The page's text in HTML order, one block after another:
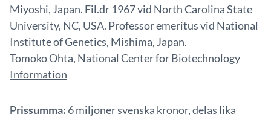
Miyoshi, Japan. Fil.dr 1967 vid North Carolina State
University, NC, USA. Professor emeritus vid National
Institute of Genetics, Mishima, Japan.
Tomoko Ohta, National Center for Biotechnology
Information
Prissumma: 6 miljoner svenska kronor, delas lika